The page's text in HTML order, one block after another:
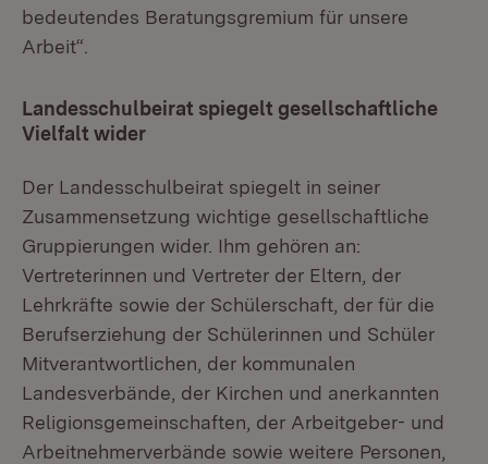
bedeutendes Beratungsgremium für unsere
Arbeit“.
Landesschulbeirat spiegelt gesellschaftliche
Vielfalt wider
Der Landesschulbeirat spiegelt in seiner
Zusammensetzung wichtige gesellschaftliche
Gruppierungen wider. Ihm gehören an:
Vertreterinnen und Vertreter der Eltern, der
Lehrkräfte sowie der Schülerschaft, der für die
Berufserziehung der Schülerinnen und Schüler
Mitverantwortlichen, der kommunalen
Landesverbände, der Kirchen und anerkannten
Religionsgemeinschaften, der Arbeitgeber- und
Arbeitnehmerverbände sowie weitere Personen,